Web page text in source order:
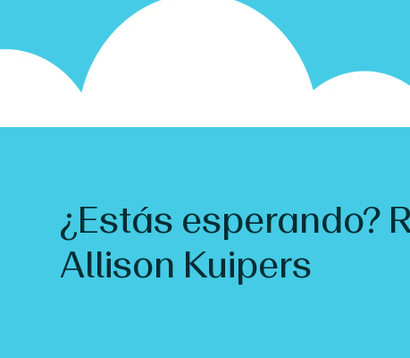
¿Estás esperando?
Allison Kuipers